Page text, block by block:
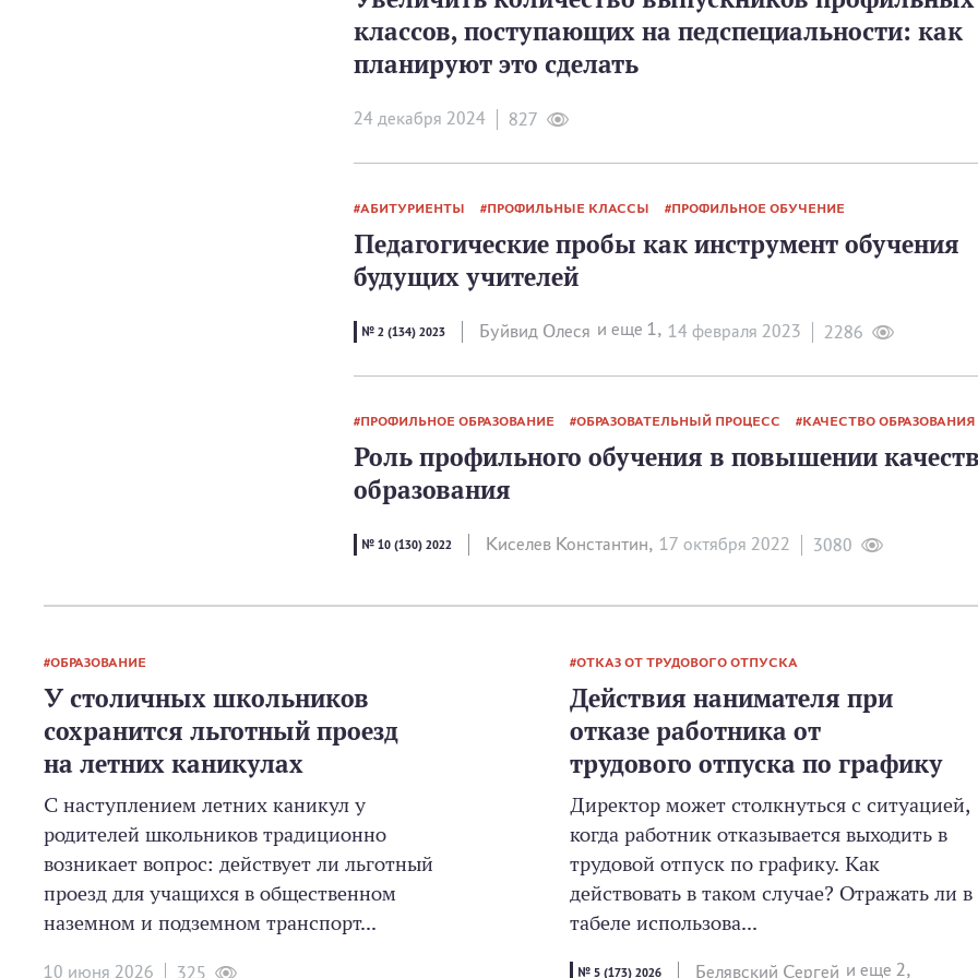
классов, поступающих на педспециальности: как
планируют это сделать
24 декабря 2024 827
АБИТУРИЕНТЫ ПРОФИЛЬНЫЕ КЛАССЫ ПРОФИЛЬНОЕ ОБУЧЕНИЕ
Педагогические пробы как инструмент обучения
будущих учителей
№ 2 (134) 2023 Буйвид Олеся и еще 1, 14 февраля 2023 2286
ПРОФИЛЬНОЕ ОБРАЗОВАНИЕ ОБРАЗОВАТЕЛЬНЫЙ ПРОЦЕСС КАЧЕСТВО ОБРАЗОВАНИЯ
Роль профильного обучения в повышении
образования
№ 10 (130) 2022 Киселев Константин, 17 октября 2022 3080
ОБРАЗОВАНИЕ
У столичных школьников
сохранится льготный проезд
на летних каникулах
С наступлением летних каникул у
родителей школьников традиционно
возникает вопрос: действует ли льготный
проезд для учащихся в общественном
наземном и подземном транспорт...
10 июня 2026 325
ОТКАЗ ОТ ТРУДОВОГО ОТПУСКА
Действия нанимателя при
отказе работника от
трудового отпуска по графику
Директор может столкнуться с ситуацией,
когда работник отказывается выходить в
трудовой отпуск по графику. Как
действовать в таком случае? Отражать ли в
табеле использова...
№ 5 (173) 2026 Белявский Сергей и еще 2,